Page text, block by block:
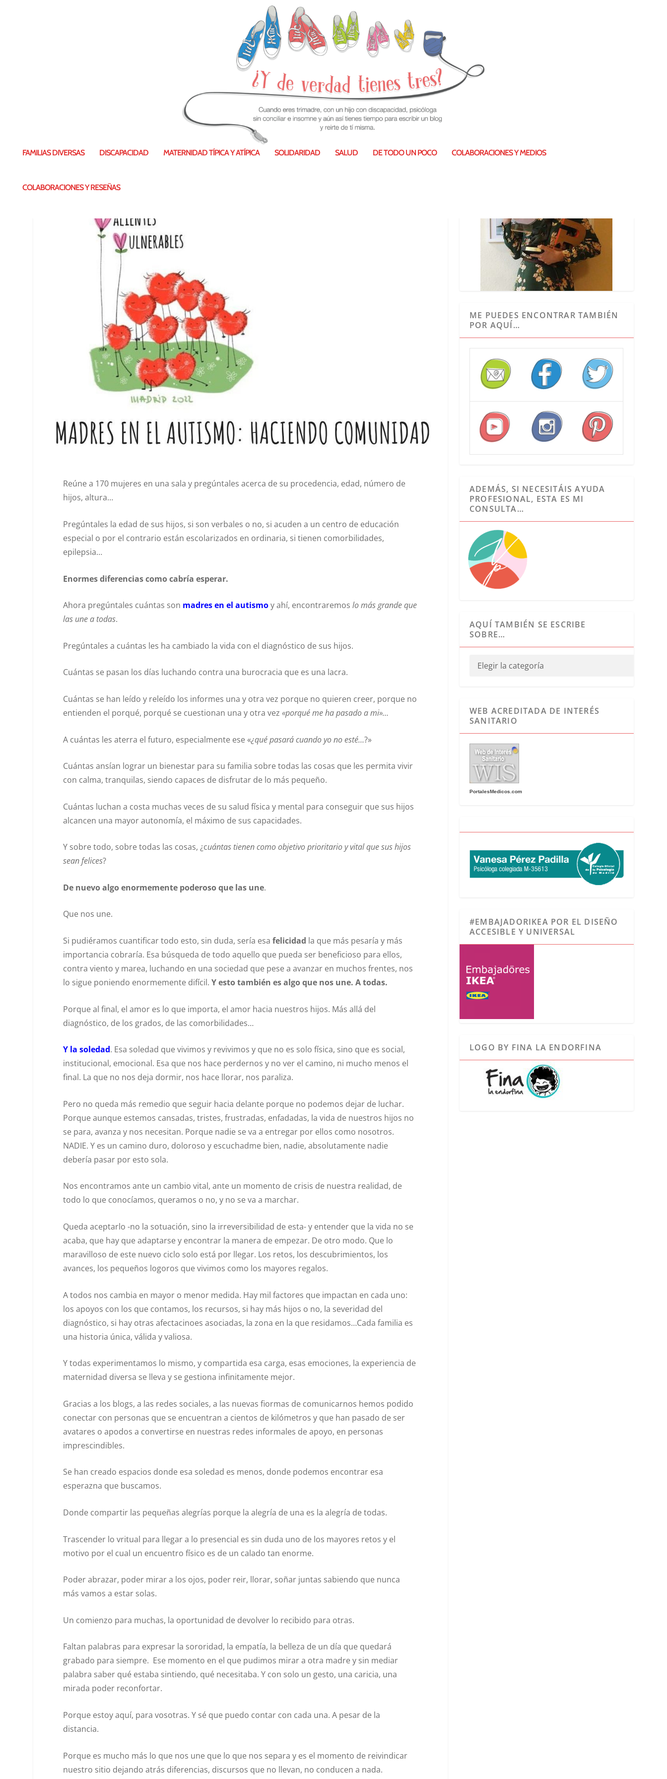
FAMILIAS DIVERSAS DISCAPACIDAD MATERNIDAD TÍPICA Y ATÍPICA SOLIDARIDAD SALUD DE TODO UN POCO COLABORACIONES Y MEDIOS
COLABORACIONES Y RESEÑAS
Madres en el autismo: haciendo comunidad
Reúne a 170 mujeres en una sala y pregúntales acerca de su procedencia, edad, número de
hijos, altura…
Pregúntales la edad de sus hijos, si son verbales o no, si acuden a un centro de educación
especial o por el contrario están escolarizados en ordinaria, si tienen comorbilidades,
epilepsia…
Enormes diferencias como cabría esperar.
Ahora pregúntales cuántas son madres en el autismoy ahí, encontraremoslo más grande que
las une a todas.
Pregúntales a cuántas les ha cambiado la vida con el diagnóstico de sus hijos.
Cuántas se pasan los días luchando contra una burocracia que es una lacra.
Cuántas se han leído y releído los informes una y otra vez porque no quieren creer, porque no
entienden el porqué, porqué se cuestionan una y otra vez«porqué me ha pasado a mi»…
A cuántas les aterra el futuro, especialmente ese «¿qué pasará cuando yo no esté…?»
Cuántas ansían lograr un bienestar para su familia sobre todas las cosas que les permita vivir
con calma, tranquilas, siendo capaces de disfrutar de lo más pequeño.
Cuántas luchan a costa muchas veces de su salud física y mental para conseguir que sus hijos
alcancen una mayor autonomía, el máximo de sus capacidades.
Y sobre todo, sobre todas las cosas, ¿cuántas tienen como objetivo prioritario y vital que sus hijos
sean felices?
De nuevo algo enormemente poderoso que las une.
Que nos une.
Si pudiéramos cuantificar todo esto, sin duda, sería esa felicidad la que más pesaría y más
importancia cobraría. Esa búsqueda de todo aquello que pueda ser beneficioso para ellos,
contra viento y marea, luchando en una sociedad que pese a avanzar en muchos frentes, nos
lo sigue poniendo enormemente difícil.Y esto también es algo que nos une. A todas.
Porque al final, el amor es lo que importa, el amor hacia nuestros hijos. Más allá del
diagnóstico, de los grados, de las comorbilidades…
Y la soledad. Esa soledad que vivimos y revivimos y que no es solo física, sino que es social,
institucional, emocional. Esa que nos hace perdernos y no ver el camino, ni mucho menos el
final. La que no nos deja dormir, nos hace llorar, nos paraliza.
Pero no queda más remedio que seguir hacia delante porque no podemos dejar de luchar.
Porque aunque estemos cansadas, tristes, frustradas, enfadadas, la vida de nuestros hijos no
se para, avanza y nos necesitan. Porque nadie se va a entregar por ellos como nosotros.
NADIE. Y es un camino duro, doloroso y escuchadme bien, nadie, absolutamente nadie
debería pasar por esto sola.
Nos encontramos ante un cambio vital, ante un momento de crisis de nuestra realidad, de
todo lo que conocíamos, queramos o no, y no se va a marchar.
Queda aceptarlo -no la sotuación, sino la irreversibilidad de esta- y entender que la vida no se
acaba, que hay que adaptarse y encontrar la manera de empezar. De otro modo. Que lo
maravilloso de este nuevo ciclo solo está por llegar. Los retos, los descubrimientos, los
avances, los pequeños logoros que vivimos como los mayores regalos.
A todos nos cambia en mayor o menor medida. Hay mil factores que impactan en cada uno:
los apoyos con los que contamos, los recursos, si hay más hijos o no, la severidad del
diagnóstico, si hay otras afectacinoes asociadas, la zona en la que residamos…Cada familia es
una historia única, válida y valiosa.
Y todas experimentamos lo mismo, y compartida esa carga, esas emociones, la experiencia de
maternidad diversa se lleva y se gestiona infinitamente mejor.
Gracias a los blogs, a las redes sociales, a las nuevas fiormas de comunicarnos hemos podido
conectar con personas que se encuentran a cientos de kilómetros y que han pasado de ser
avatares o apodos a convertirse en nuestras redes informales de apoyo, en personas
imprescindibles.
Se han creado espacios donde esa soledad es menos, donde podemos encontrar esa
esperazna que buscamos.
Donde compartir las pequeñas alegrías porque la alegría de una es la alegría de todas.
Trascender lo vritual para llegar a lo presencial es sin duda uno de los mayores retos y el
motivo por el cual un encuentro físico es de un calado tan enorme.
Poder abrazar, poder mirar a los ojos, poder reir, llorar, soñar juntas sabiendo que nunca
más vamos a estar solas.
Un comienzo para muchas, la oportunidad de devolver lo recibido para otras.
Faltan palabras para expresar la sororidad, la empatía, la belleza de un día que quedará
grabado para siempre. Ese momento en el que pudimos mirar a otra madre y sin mediar
palabra saber qué estaba sintiendo, qué necesitaba. Y con solo un gesto, una caricia, una
mirada poder reconfortar.
Porque estoy aquí, para vosotras. Y sé que puedo contar con cada una. A pesar de la
distancia.
Porque es mucho más lo que nos une que lo que nos separa y es el momento de reivindicar
nuestro sitio dejando atrás diferencias, discursos que no llevan, no conducen a nada.
ME PUEDES ENCONTRAR TAMBIÉN
POR AQUÍ…
ADEMÁS, SI NECESITÁIS AYUDA
PROFESIONAL, ESTA ES MI
CONSULTA…
AQUÍ TAMBIÉN SE ESCRIBE
SOBRE…
WEB ACREDITADA DE INTERÉS
SANITARIO
PortalesMedicos.com
#EMBAJADORIKEA POR EL DISEÑO
ACCESIBLE Y UNIVERSAL
LOGO BY FINA LA ENDORFINA